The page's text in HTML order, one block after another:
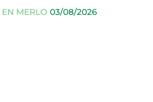
MERLO 03/08/2026